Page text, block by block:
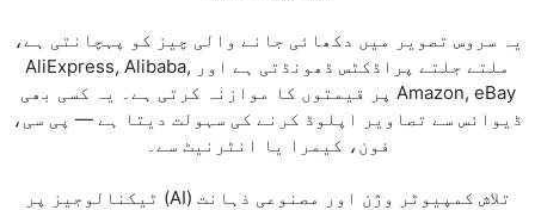
یہ سروس تصویر میں دکھائی جانے والی چیز کو پہچانتی ہے،
ملتے جلتے پراڈکٹس ڈھونڈتی ہے اور AliExpress, Alibaba,
Amazon, eBay پر قیمتوں کا موازنہ کرتی ہے۔ یہ کسی بھی
ڈیوائس سے تصاویر اپلوڈ کرنے کی سہولت دیتا ہے — پی سی،
فون، کیمرا یا انٹرنیٹ سے۔
تلاش کمپیوٹر وژن اور مصنوعی ذہانت (AI) ٹیکنالوجیز پر